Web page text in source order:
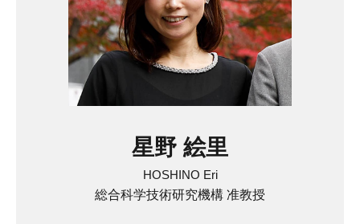
星野 絵里
HOSHINO Eri
総合科学技術研究機構 准教授